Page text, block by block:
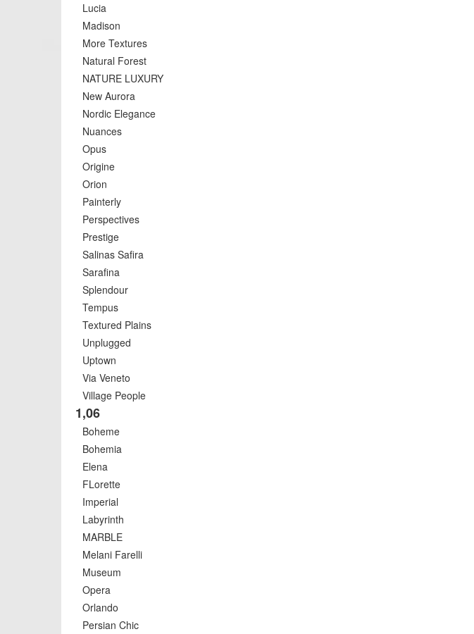
Lucia
Madison
More Textures
Natural Forest
NATURE LUXURY
New Aurora
Nordic Elegance
Nuances
Opus
Origine
Orion
Painterly
Perspectives
Prestige
Salinas Safira
Sarafina
Splendour
Tempus
Textured Plains
Unplugged
Uptown
Via Veneto
Village People
1,06
Boheme
Bohemia
Elena
FLorette
Imperial
Labyrinth
MARBLE
Melani Farelli
Museum
Opera
Orlando
Persian Chic